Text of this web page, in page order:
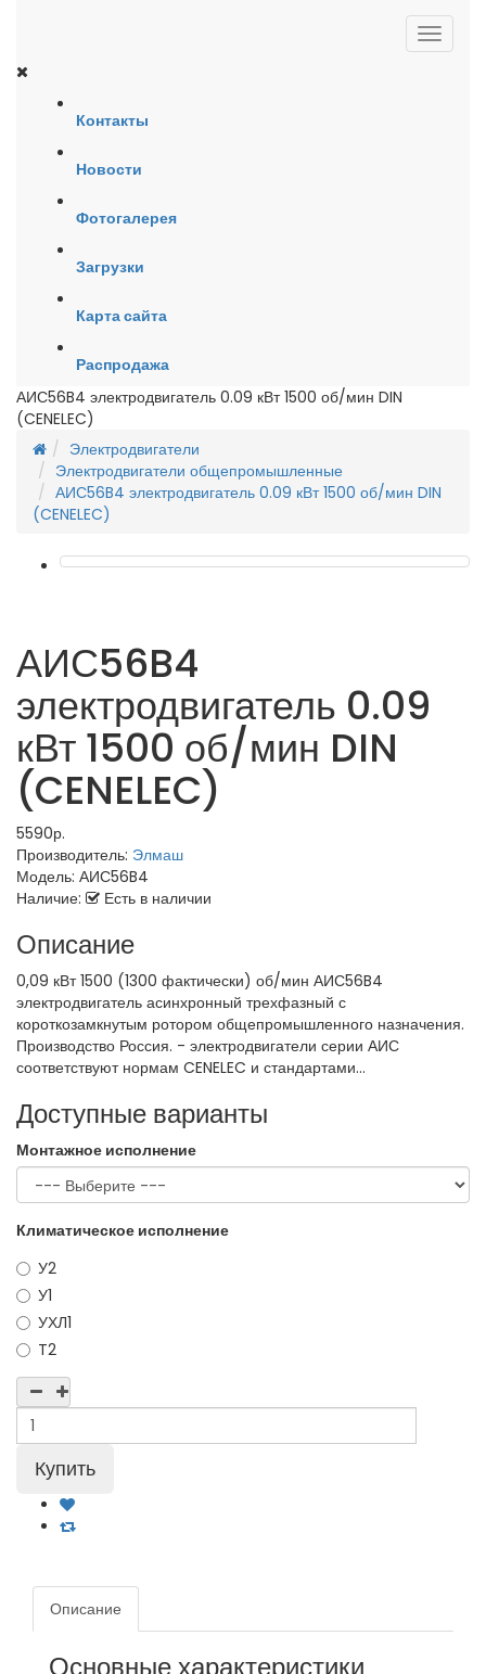
Контакты
Новости
Фотогалерея
Загрузки
Карта сайта
Распродажа
АИС56B4 электродвигатель 0.09 кВт 1500 об/мин DIN
(CENELEC)
Электродвигатели
Электродвигатели общепромышленные
АИС56B4 электродвигатель 0.09 кВт 1500 об/мин DIN
(CENELEC)
АИС56B4
электродвигатель 0.09
кВт 1500 об/мин DIN
(CENELEC)
5590р.
Производитель: Элмаш
Модель: АИС56B4
Наличие:
Есть в наличии
Описание
0,09 кВт 1500 (1300 фактически) об/мин АИС56B4
электродвигатель асинхронный трехфазный с
короткозамкнутым ротором общепромышленного назначения.
Производство Россия. - электродвигатели серии АИС
соответствуют нормам CENELEC и стандартами...
Доступные варианты
Монтажное исполнение
Климатическое исполнение
У2
У1
УХЛ1
T2
Описание